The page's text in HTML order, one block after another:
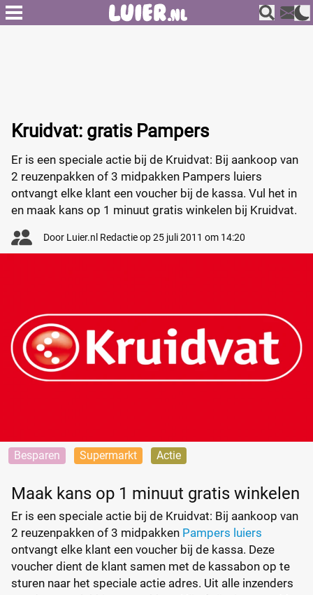
Kruidvat: gratis Pampers
Er is een speciale actie bij de Kruidvat: Bij aankoop van
2 reuzenpakken of 3 midpakken Pampers luiers
ontvangt elke klant een voucher bij de kassa. Vul het in
en maak kans op 1 minuut gratis winkelen bij Kruidvat.
Door Luier.nl Redactieop25 juli 2011 om 14:20
Besparen Supermarkt Actie
Maak kans op 1 minuut gratis winkelen
Er is een speciale actie bij de Kruidvat: Bij aankoop van
2 reuzenpakken of 3 midpakken Pampers luiers
ontvangt elke klant een voucher bij de kassa. Deze
voucher dient de klant samen met de kassabon op te
sturen naar het speciale actie adres. Uit alle inzenders